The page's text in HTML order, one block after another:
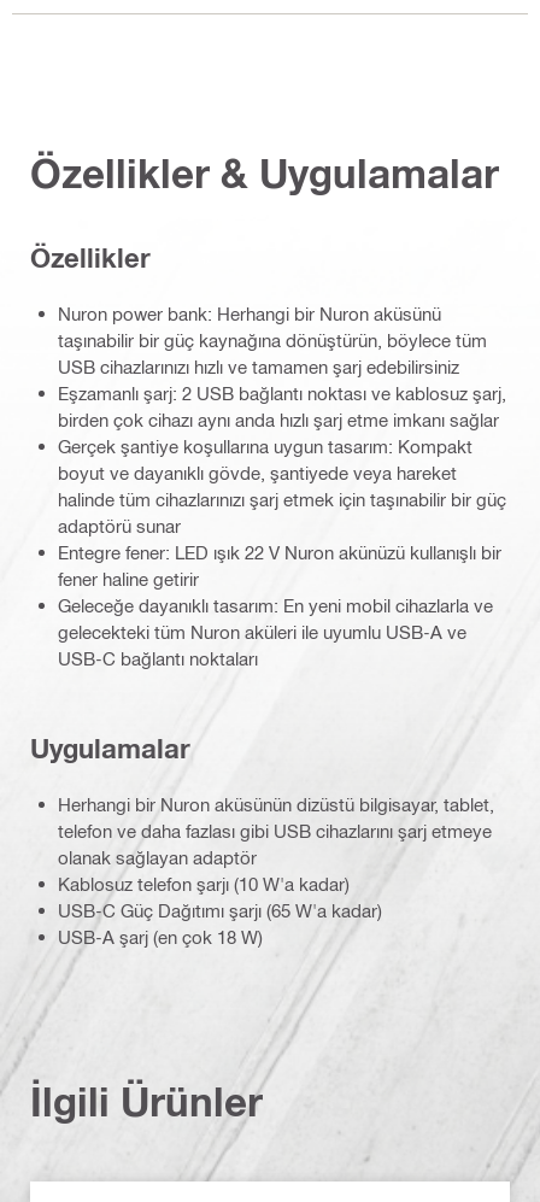
Özellikler & Uygulamalar
Özellikler
Nuron power bank: Herhangi bir Nuron aküsünü
taşınabilir bir güç kaynağına dönüştürün, böylece tüm
USB cihazlarınızı hızlı ve tamamen şarj edebilirsiniz
Eşzamanlı şarj: 2 USB bağlantı noktası ve kablosuz şarj,
birden çok cihazı aynı anda hızlı şarj etme imkanı sağlar
Gerçek şantiye koşullarına uygun tasarım: Kompakt
boyut ve dayanıklı gövde, şantiyede veya hareket
halinde tüm cihazlarınızı şarj etmek için taşınabilir bir güç
adaptörü sunar
Entegre fener: LED ışık 22 V Nuron akünüzü kullanışlı bir
fener haline getirir
Geleceğe dayanıklı tasarım: En yeni mobil cihazlarla ve
gelecekteki tüm Nuron aküleri ile uyumlu USB-A ve
USB-C bağlantı noktaları
Uygulamalar
Herhangi bir Nuron aküsünün dizüstü bilgisayar, tablet,
telefon ve daha fazlası gibi USB cihazlarını şarj etmeye
olanak sağlayan adaptör
Kablosuz telefon şarjı (10 W'a kadar)
USB-C Güç Dağıtımı şarjı (65 W'a kadar)
USB-A şarj (en çok 18 W)
İlgili Ürünler